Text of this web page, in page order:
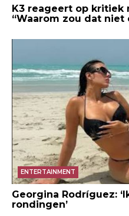
K3 reageert op kritiek
“Waarom zou dat niet
ENTERTAINMENT
Georgina Rodríguez:
rondingen’